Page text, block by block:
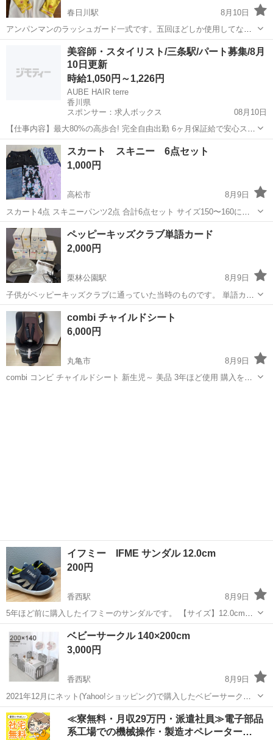
春日川駅
8月10日
アンパンマンのラッシュガード一式です。五回ほどしか使用してない
良品です。定価４５００円くらい、西松屋で昨年買いました。サイズ
高松市 春日川駅 ベビー用品
美容師・スタイリスト/三条駅/パート募集/8月
10日更新
時給1,050円～1,226円
AUBE HAIR terre
香川県
スポンサー：求人ボックス
08月10日
【仕事内容】最大80%の高歩合! 完全自由出勤 6ヶ月保証給で安心スタ
ート <募集職種> 美容師 <仕事内容> サロン内業務全般 希望や適性に
応じて、 店舗運営・スタッフ管理などの マネジメント業務にも携われ
ます <必要経験> ス...
アルバイト・パート
スカート スキニー 6点セット
1,000円
高松市
8月9日
スカート4点 スキニーパンツ2点 合計6点セット サイズ150〜160にな
ります。
香川 高松市 キッズ用品 スキニー
ペッピーキッズクラブ単語カード
2,000円
栗林公園駅
8月9日
子供がペッピーキッズクラブに通っていた当時のものです。 単語カー
ドにペンでタッチをすると発音が聞けます。説明書も付いています。
遊びの延長線で使えるので、お子様も覚えやすいかもしれません。 中
古品ですが、捨てるのがもったいな...
香川 高松市 キッズ用品
combi チャイルドシート
6,000円
丸亀市
8月9日
combi コンビ チャイルドシート 新生児～ 美品 3年ほど使用 購入を希
イフミー IFME サンダル 12.0cm
200円
香西駅
8月9日
5年ほど前に購入したイフミーのサンダルです。 【サイズ】12.0cm
【傷などの状態】二人の子どもが使用しました。1歳頃だったのでそれ
ほどたくさん歩いてはいませんが、洗ってもアウトソール、インソー
ルの汚れは取れませんでした。...
香西駅 キッズ用品
ベビーサークル 140×200cm
3,000円
香西駅
8月9日
2021年12月にネット(Yahoo!ショッピング)で購入したベビーサークル
です。 【購入時価格】13000円ぐらい 【サイズ】140cm×200cm、高
さ：高い部分で約65cm 【傷などの状態】二人の子どもにそれぞれ2年
ず...
香川 高松市 香西駅 ベビー用品
≪寮無料・月収29万円・派遣社員≫電子部品
系工場での機械操作・製造オペレーター…